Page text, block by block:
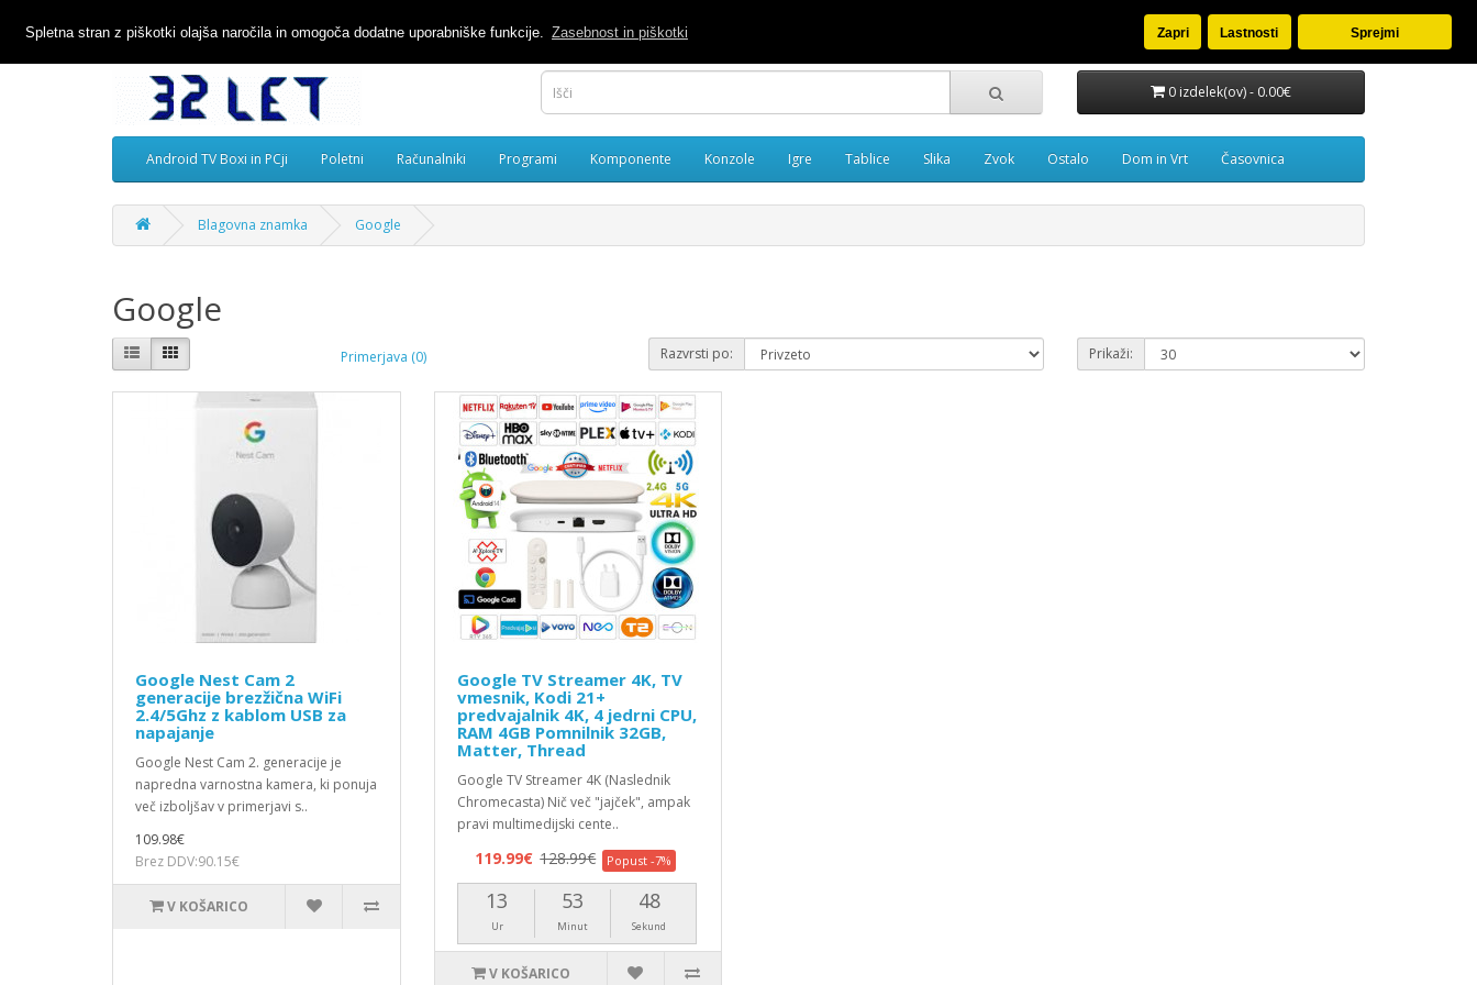
Spletna stran z piškotki olajša naročila in omogoča dodatne uporabniške funkcije. Zasebnost in piškotki Zapri Lastnosti Sprejmi
Seznam želja (0) Blagajna
0 izdelek(ov) - 0.00€
Android TV Boxi in PCji Poletni Računalniki Programi Komponente Konzole Igre Tablice Slika Zvok Ostalo Dom in Vrt Časovnica
Blagovna znamka Google
Google
Primerjava (0) Razvrsti po: Prikaži:
Google Nest Cam 2
generacije brezžična WiFi
2.4/5Ghz z kablom USB za
napajanje
Google Nest Cam 2. generacije je
napredna varnostna kamera, ki ponuja
več izboljšav v primerjavi s..
109.98€
Brez DDV:90.15€
V KOŠARICO
Google TV Streamer 4K, TV
vmesnik, Kodi 21+
predvajalnik 4K, 4 jedrni CPU,
RAM 4GB Pomnilnik 32GB,
Matter, Thread
Google TV Streamer 4K (Naslednik
Chromecasta) Nič več "jajček", ampak
pravi multimedijski cente..
119.99€ 128.99€ Popust -7%
13
Ur
53
Minut
48
Sekund
V KOŠARICO